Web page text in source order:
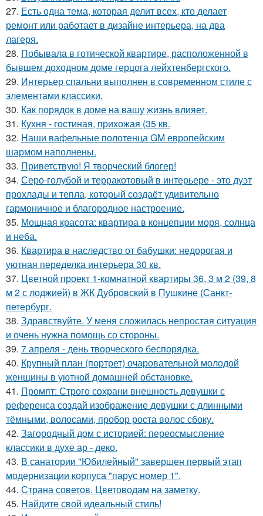
27. Есть одна тема, которая делит всех, кто делает
ремонт или работает в дизайне интерьера, на два
лагеря.
28. Побывала в готической квартире, расположенной в
бывшем доходном доме герцога лейхтенбергского.
29. Интерьер спальни выполнен в современном стиле с
элементами классики.
30. Как порядок в доме на вашу жизнь влияет.
31. Кухня - гостиная, прихожая (35 кв.
32. Наши вафельные полотенца GM европейским
шармом наполнены.
33. Приветствую! Я творческий блогер!
34. Серо-голубой и терракотовый в интерьере - это дуэт
прохлады и тепла, который создаёт удивительно
гармоничное и благородное настроение.
35. Мощная красота: квартира в концепции моря, солнца
и неба.
36. Квартира в наследство от бабушки: недорогая и
уютная переделка интерьера 30 кв.
37. Цветной проект 1-комнатной квартиры 36, 3 м 2 (39, 8
м 2 с лоджией) в ЖК Дубровский в Пушкине (Санкт-
петербург.
38. Здравствуйте. У меня сложилась непростая ситуация
и очень нужна помощь со стороны.
39. 7 апреля - день творческого беспорядка.
40. Крупный план (портрет) очаровательной молодой
женщины в уютной домашней обстановке.
41. Промпт: Строго сохрани внешность девушки с
референса создай изображение девушки с длинными
тёмными, волосами, пробор роста волос сбоку.
42. Загородный дом с историей: переосмысление
классики в духе ар - деко.
43. В санатории "Юбилейный" завершен первый этап
модернизации корпуса "парус номер 1".
44. Страна советов. Цветоводам на заметку.
45. Найдите свой идеальный стиль!